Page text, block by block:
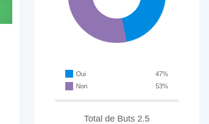
Oui %
47
Non
%
53
Total de Buts 2.5